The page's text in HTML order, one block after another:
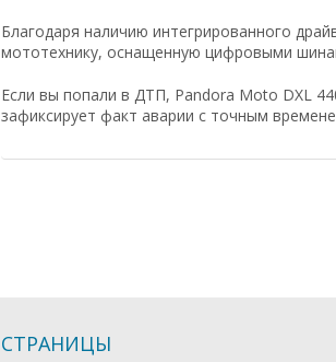
Благодаря наличию интегрированного
мототехнику, оснащенную цифровыми
Если вы попали в ДТП, Pandora Moto DXL
зафиксирует факт аварии с точным
СТРАНИЦЫ